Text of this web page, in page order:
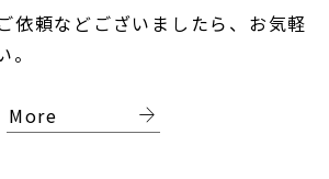
依頼などございましたら、お気軽
More arrow_forward